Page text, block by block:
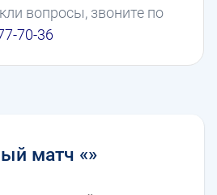
вопросы, звоните по
70-36
матч «»